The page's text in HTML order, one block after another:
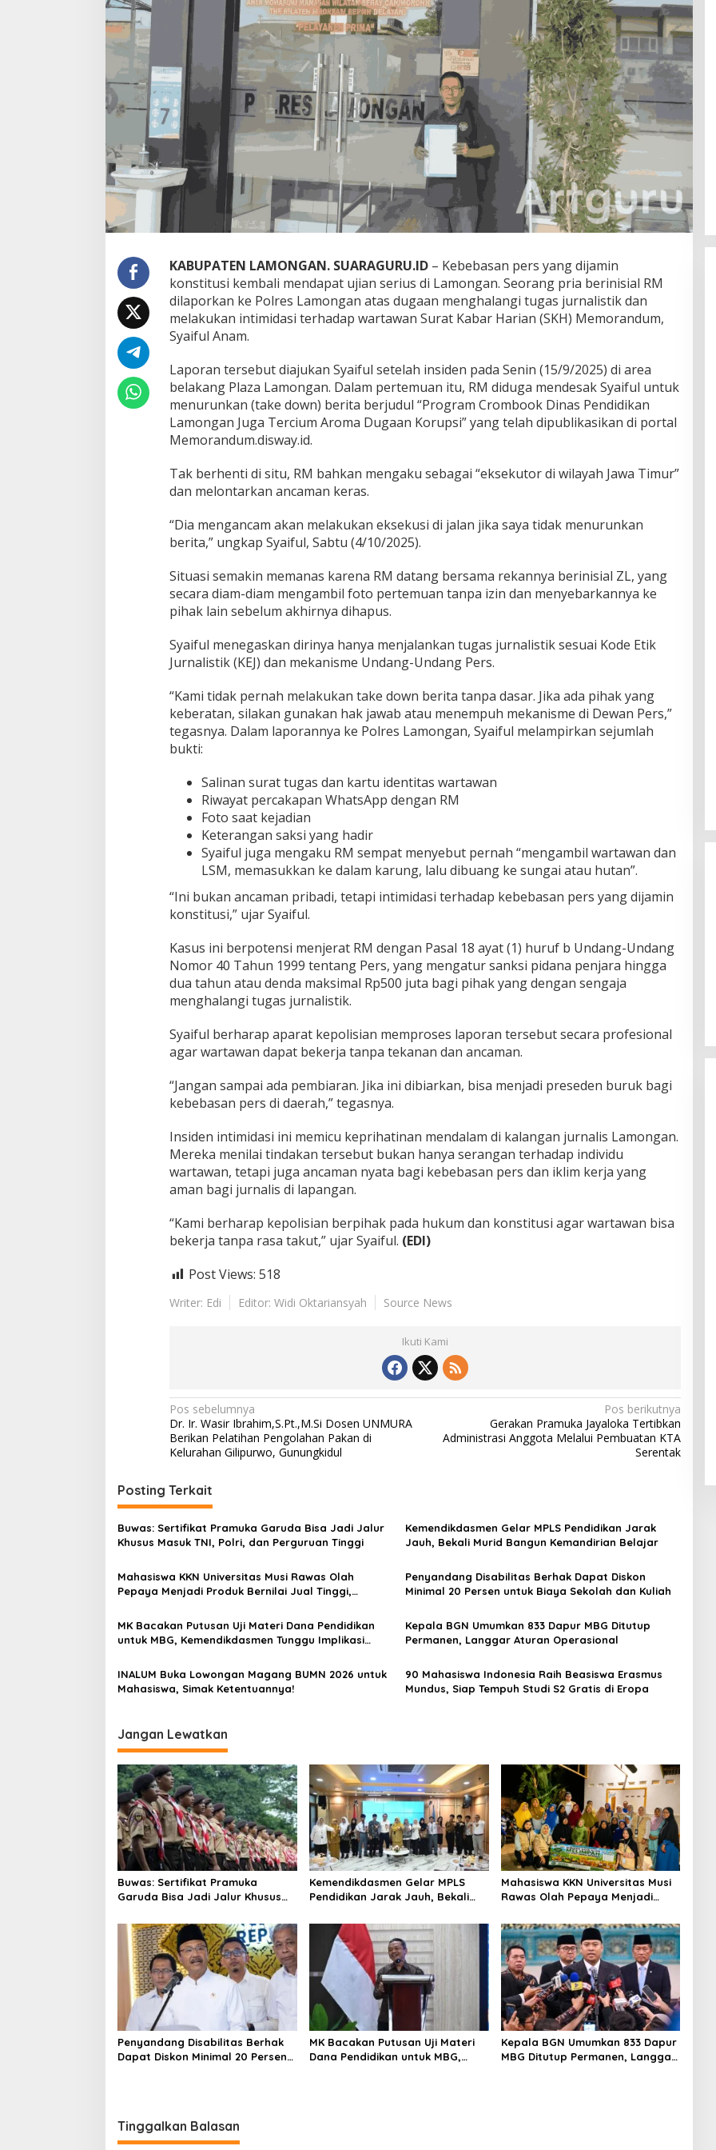
a
B
r
i
t
D
u
g
a
a
K
o
r
u
p
s
r
o
m
b
o
o
,
K
b
e
b
s
a
n
P
r
s
i
a
m
g
n
T
e
r
n
c
a
m
KABUPATEN LAMONGAN. SUARAGURU.ID – Kebebasan pers yang dijamin
konstitusi kembali mendapat ujian serius di Lamongan. Seorang pria berinisial RM
dilaporkan ke Polres Lamongan atas dugaan menghalangi tugas jurnalistik dan
melakukan intimidasi terhadap wartawan Surat Kabar Harian (SKH) Memorandum,
Syaiful Anam.
Laporan tersebut diajukan Syaiful setelah insiden pada Senin (15/9/2025) di area
belakang Plaza Lamongan. Dalam pertemuan itu, RM diduga mendesak Syaiful untuk
menurunkan (take down) berita berjudul “Program Crombook Dinas Pendidikan
Lamongan Juga Tercium Aroma Dugaan Korupsi” yang telah dipublikasikan di portal
Memorandum.disway.id.
Tak berhenti di situ, RM bahkan mengaku sebagai “eksekutor di wilayah Jawa Timur”
dan melontarkan ancaman keras.
“Dia mengancam akan melakukan eksekusi di jalan jika saya tidak menurunkan
berita,” ungkap Syaiful, Sabtu (4/10/2025).
Situasi semakin memanas karena RM datang bersama rekannya berinisial ZL, yang
secara diam-diam mengambil foto pertemuan tanpa izin dan menyebarkannya ke
pihak lain sebelum akhirnya dihapus.
Syaiful menegaskan dirinya hanya menjalankan tugas jurnalistik sesuai Kode Etik
Jurnalistik (KEJ) dan mekanisme Undang-Undang Pers.
“Kami tidak pernah melakukan take down berita tanpa dasar. Jika ada pihak yang
keberatan, silakan gunakan hak jawab atau menempuh mekanisme di Dewan Pers,”
tegasnya. Dalam laporannya ke Polres Lamongan, Syaiful melampirkan sejumlah
bukti:
Salinan surat tugas dan kartu identitas wartawan
Riwayat percakapan WhatsApp dengan RM
Foto saat kejadian
Keterangan saksi yang hadir
Syaiful juga mengaku RM sempat menyebut pernah “mengambil wartawan dan
LSM, memasukkan ke dalam karung, lalu dibuang ke sungai atau hutan”.
“Ini bukan ancaman pribadi, tetapi intimidasi terhadap kebebasan pers yang dijamin
konstitusi,” ujar Syaiful.
Kasus ini berpotensi menjerat RM dengan Pasal 18 ayat (1) huruf b Undang-Undang
Nomor 40 Tahun 1999 tentang Pers, yang mengatur sanksi pidana penjara hingga
dua tahun atau denda maksimal Rp500 juta bagi pihak yang dengan sengaja
menghalangi tugas jurnalistik.
Syaiful berharap aparat kepolisian memproses laporan tersebut secara profesional
agar wartawan dapat bekerja tanpa tekanan dan ancaman.
“Jangan sampai ada pembiaran. Jika ini dibiarkan, bisa menjadi preseden buruk bagi
kebebasan pers di daerah,” tegasnya.
Insiden intimidasi ini memicu keprihatinan mendalam di kalangan jurnalis Lamongan.
Mereka menilai tindakan tersebut bukan hanya serangan terhadap individu
wartawan, tetapi juga ancaman nyata bagi kebebasan pers dan iklim kerja yang
aman bagi jurnalis di lapangan.
“Kami berharap kepolisian berpihak pada hukum dan konstitusi agar wartawan bisa
bekerja tanpa rasa takut,” ujar Syaiful. (EDI)
Post Views: 518
Writer: Edi Editor: Widi Oktariansyah Source News
Ikuti Kami
N
a
v
i
g
a
s
i
p
s
Pos sebelumnya
Dr. Ir. Wasir Ibrahim,S.Pt.,M.Si Dosen UNMURA
Berikan Pelatihan Pengolahan Pakan di
Kelurahan Gilipurwo, Gunungkidul
Pos berikutnya
Gerakan Pramuka Jayaloka Tertibkan
Administrasi Anggota Melalui Pembuatan KTA
Serentak
Posting Terkait
Buwas: Sertifikat Pramuka Garuda Bisa Jadi Jalur
Khusus Masuk TNI, Polri, dan Perguruan Tinggi
Kemendikdasmen Gelar MPLS Pendidikan Jarak
Jauh, Bekali Murid Bangun Kemandirian Belajar
Mahasiswa KKN Universitas Musi Rawas Olah
Pepaya Menjadi Produk Bernilai Jual Tinggi,
Penyandang Disabilitas Berhak Dapat Diskon
Minimal 20 Persen untuk Biaya Sekolah dan Kuliah
MK Bacakan Putusan Uji Materi Dana Pendidikan
untuk MBG, Kemendikdasmen Tunggu Implikasi
Kepala BGN Umumkan 833 Dapur MBG Ditutup
Permanen, Langgar Aturan Operasional
INALUM Buka Lowongan Magang BUMN 2026 untuk
Mahasiswa, Simak Ketentuannya!
90 Mahasiswa Indonesia Raih Beasiswa Erasmus
Mundus, Siap Tempuh Studi S2 Gratis di Eropa
Jangan Lewatkan
Buwas: Sertifikat Pramuka
Garuda Bisa Jadi Jalur Khusus
Tinggi
Kemendikdasmen Gelar MPLS
Pendidikan Jarak Jauh, Bekali
Belajar
Mahasiswa KKN Universitas Musi
Rawas Olah Pepaya Menjadi
Dorong UMKM Desa Air Satan
Penyandang Disabilitas Berhak
Dapat Diskon Minimal 20 Persen
MK Bacakan Putusan Uji Materi
Dana Pendidikan untuk MBG,
Kepala BGN Umumkan 833 Dapur
MBG Ditutup Permanen, Langgar
Tinggalkan Balasan
Himpunan Wanita UNPARI Salurkan
Bantuan bagi Korban Kebakaran